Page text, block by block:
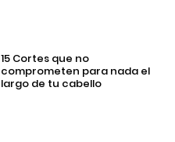
15 Cortes que no
comprometen para nada el
largo de tu cabello